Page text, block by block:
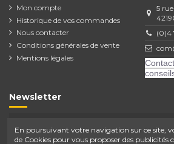
Mon compte
Historique de vos commandes
Nous contacter
Conditions générales de vente
Mentions légales
5
(0)4
Newsletter
Vous pouvez vous désinscrire à tout moment.
En poursuivant votre navigation sur ce site,
de Cookies pour vous proposer des publicités